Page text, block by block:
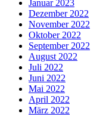
Januar 2023
Dezember 2022
November 2022
Oktober 2022
September 2022
August 2022
Juli 2022
Juni 2022
Mai 2022
April 2022
März 2022